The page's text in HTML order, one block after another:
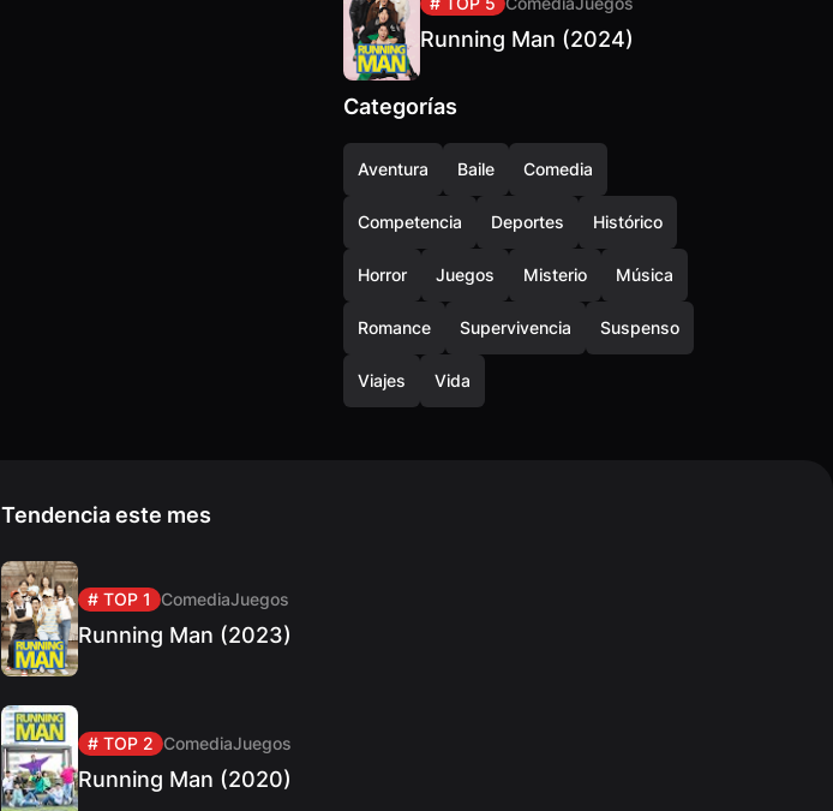
Running Man (2024)
Categorías
Aventura Baile Comedia
Competencia Deportes Histórico
Horror Juegos Misterio Música
Romance Supervivencia Suspenso
Viajes Vida
Tendencia este mes
# TOP 1 ComediaJuegos
Running Man (2023)
# TOP 2 ComediaJuegos
Running Man (2020)